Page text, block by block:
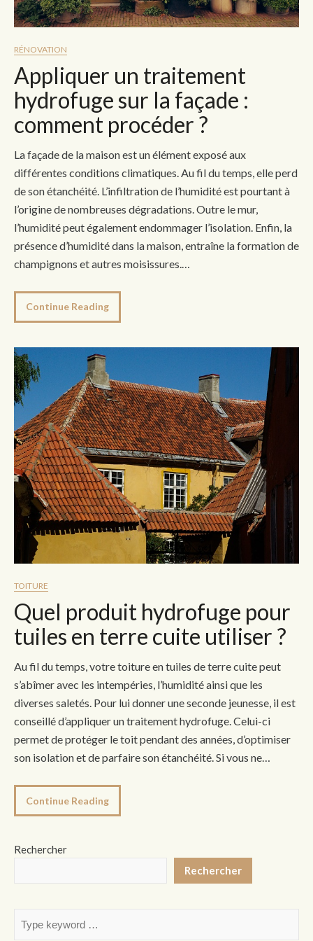
RÉNOVATION
Appliquer un traitement
hydrofuge sur la façade :
comment procéder ?
La façade de la maison est un élément exposé aux
différentes conditions climatiques. Au fil du temps, elle perd
de son étanchéité. L’infiltration de l’humidité est pourtant à
l’origine de nombreuses dégradations. Outre le mur,
l’humidité peut également endommager l’isolation. Enfin, la
présence d’humidité dans la maison, entraîne la formation de
champignons et autres moisissures.…
Continue Reading
TOITURE
Quel produit hydrofuge pour
tuiles en terre cuite utiliser ?
Au fil du temps, votre toiture en tuiles de terre cuite peut
s’abîmer avec les intempéries, l’humidité ainsi que les
diverses saletés. Pour lui donner une seconde jeunesse, il est
conseillé d’appliquer un traitement hydrofuge. Celui-ci
permet de protéger le toit pendant des années, d’optimiser
son isolation et de parfaire son étanchéité. Si vous ne…
Continue Reading
Rechercher
Rechercher